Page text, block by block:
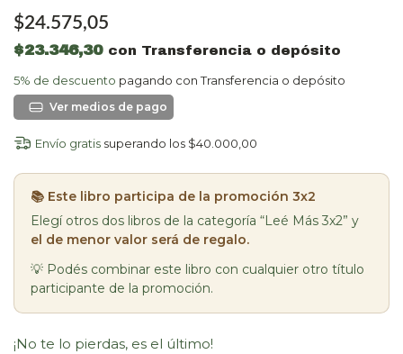
$24.575,05
$23.346,30 con Transferencia o depósito
5% de descuento pagando con Transferencia o depósito
Ver más detalles
Envío gratis superando los $40.000,00
📚 Este libro participa de la promoción 3x2
Elegí otros dos libros de la categoría “Leé Más 3x2” y
el de menor valor será de regalo.
💡 Podés combinar este libro con cualquier otro título
participante de la promoción.
¡No te lo pierdas, es el último!